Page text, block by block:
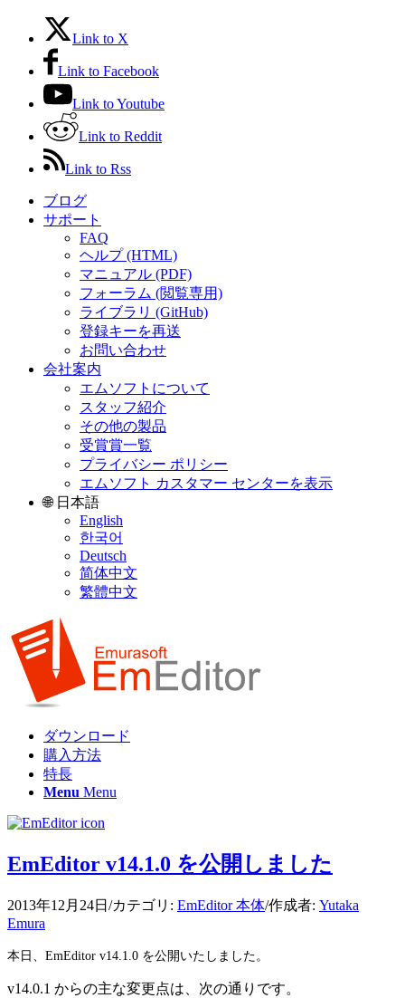
Link to X
Link to Facebook
Link to Youtube
Link to Reddit
Link to Rss
ブログ
サポート
FAQ
ヘルプ (HTML)
マニュアル (PDF)
フォーラム (閲覧専用)
ライブラリ (GitHub)
登録キーを再送
お問い合わせ
会社案内
エムソフトについて
スタッフ紹介
その他の製品
受賞賞一覧
プライバシー ポリシー
エムソフト カスタマー センターを表示
🌐 日本語
English
한국어
Deutsch
简体中文
繁體中文
ダウンロード
購入方法
特長
Menu Menu
EmEditor v14.1.0 を公開しました
2013年12月24日 /カテゴリ: EmEditor 本体/作成者: Yutaka
Emura
本日、EmEditor v14.1.0 を公開いたしました。
v14.0.1 からの主な変更点は、次の通りです。